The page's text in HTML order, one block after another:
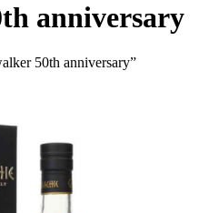
anniversary
50th anniversary”